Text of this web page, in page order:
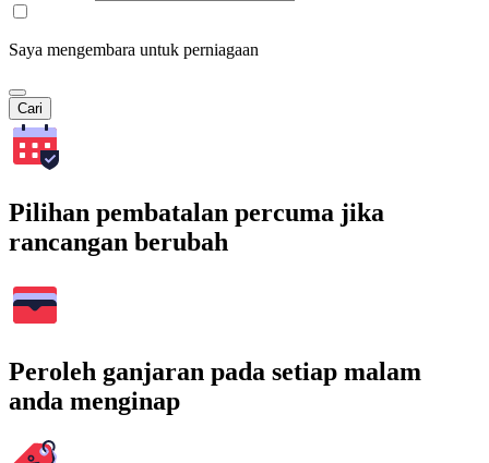
Saya mengembara untuk perniagaan
Cari
Pilihan pembatalan percuma jika
rancangan berubah
Peroleh ganjaran pada setiap malam
anda menginap